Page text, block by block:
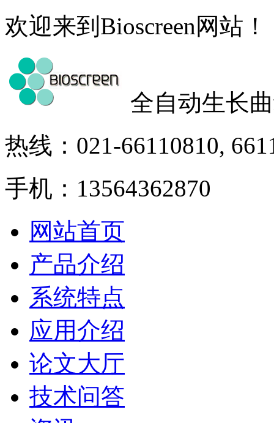
欢迎来到Bioscreen网站！
全自动生长
热线：021-66110810,
手机：13564362870
网站首页
产品介绍
系统特点
应用介绍
论文大厅
技术问答